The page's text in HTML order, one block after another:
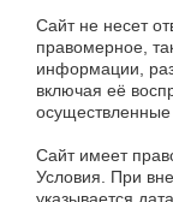
Сайт не несет
правомерное,
информации,
включая её
Сайт имеет
Условия. При